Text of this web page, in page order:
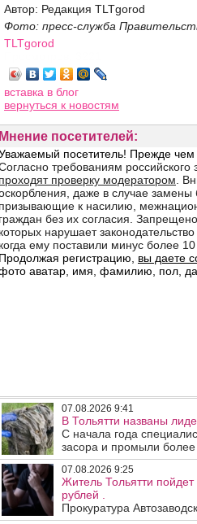
Автор: Редакция TLTgorod
Фото: пресс-служба
TLTgorod
вставка в блог
вернуться к новостям
Мнение посетителей:
07.08.2026 9:41
В Тольятти названы
С начала года
засора и промыли более
07.08.2026 9:25
Житель Тольятти
рублей .
Прокуратура